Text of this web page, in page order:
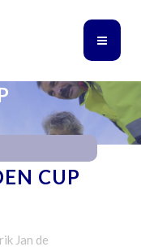
CUP
Jan de